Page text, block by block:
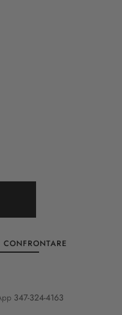
CONFRONTARE
347-324-4163